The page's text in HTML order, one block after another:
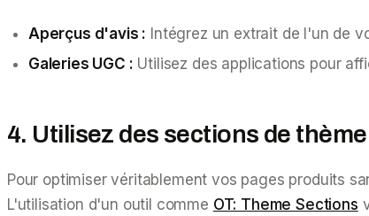
Aperçus d'avis : Intégrez un extrait de l'un de
Galeries UGC : Utilisez des applications pour
4. Utilisez des sections de
Pour optimiser véritablement vos pages produits
L'utilisation d'un outil comme OT: Theme Sections